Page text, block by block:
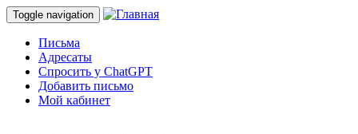
Toggle navigation
Письма
Адресаты
Спросить у ChatGPT
Добавить письмо
Мой кабинет